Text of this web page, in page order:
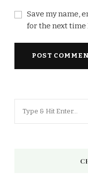
Save my name,
for the next time